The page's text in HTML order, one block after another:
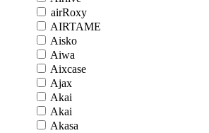
airRoxy
AIRTAME
Aisko
Aiwa
Aixcase
Ajax
Akai
Akai
Akasa